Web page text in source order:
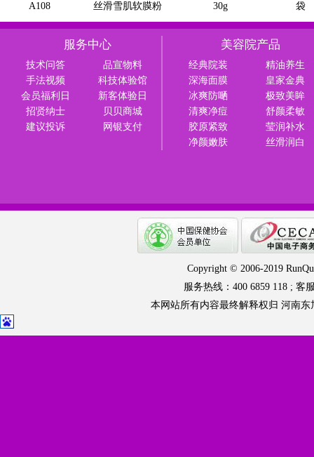
A108
丝滑雪肌软膜粉 30g 袋
服务中心
技术问答
品宣物料
手法视频
科技体验馆
会员福利日
新客体验日
招贤纳士
贝贝商城
建议投诉
网银支付
美容院产品
经典院装
精油养生
深海面膜
皇家金典
冰爽防嗮
极致美眸
清爽净痘
舒颜柔敏
胶原紧致
莹润补水
净颜嫩肤
丝滑润白
Copyright © 2006-2019
服务热线：400 6859 118 ; 客
本网站所有内容最终解释权归 河南